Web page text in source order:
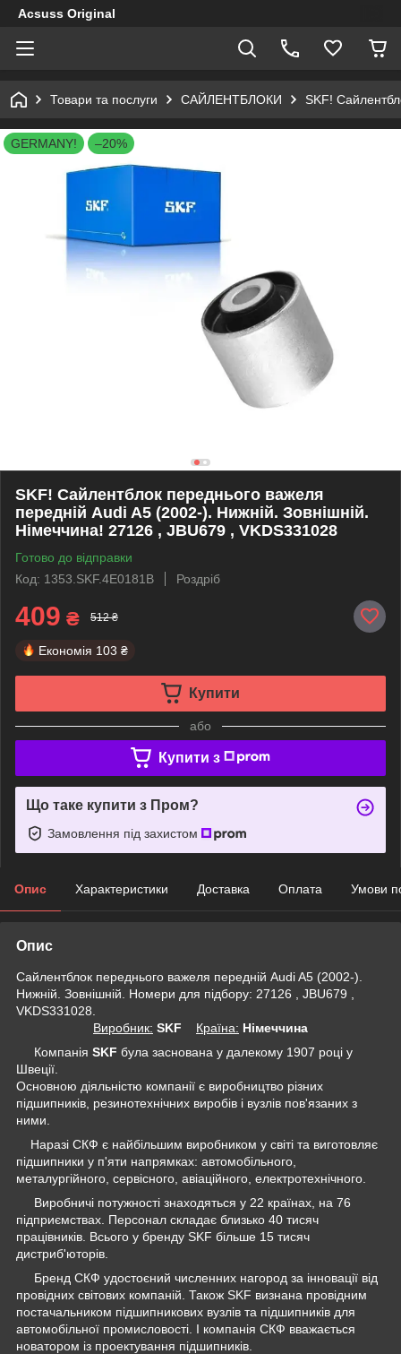
Acsuss Original
Товари та послуги САЙЛЕНТБЛОКИ SKF!
GERMANY! –20%
SKF! Сайлентблок переднього важеля
передній Audi A5 (2002-). Нижній. Зовнішній.
Німеччина! 27126 , JBU679 , VKDS331028
Готово до відправки
Код: 1353.SKF.4E0181B
Роздріб
409 ₴ 512 ₴
Економія 103 ₴
Купити
або
Купити з
Що таке купити з Пром?
Замовлення під захистом
Опис Характеристики Доставка Оплата Умови
Опис
Сайлентблок переднього важеля передній Audi A5 (2002-).
Нижній. Зовнішній. Номери для підбору: 27126 , JBU679 ,
VKDS331028.
Виробник: SKF Крaїна: Німеччина
Компанія SKF була заснована у далекому 1907 році у
Швеції.
Основною діяльністю компанії є виробництво різних
підшипників, резинотехнічних виробів і вузлів пов'язаних з
ними.
Наразі СКФ є найбільшим виробником у світі та виготовляє
підшипники у п'яти напрямках: автомобільного,
металургійного, сервісного, авіаційного, електротехнічного.
Виробничі потужності знаходяться у 22 країнах, на 76
підприємствах. Персонал складає близько 40 тисяч
працівників. Всього у бренду SKF більше 15 тисяч
дистриб'юторів.
Бренд СКФ удостоєний численних нагород за інновації від
провідних світових компаній. Також SKF визнана провідним
постачальником підшипникових вузлів та підшипників для
автомобільної промисловості. І компанія СКФ вважається
новатором із проектування підшипників.